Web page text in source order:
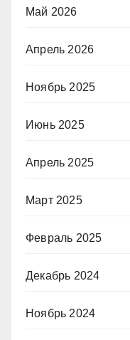
Май 2026
Апрель 2026
Ноябрь 2025
Июнь 2025
Апрель 2025
Март 2025
Февраль 2025
Декабрь 2024
Ноябрь 2024